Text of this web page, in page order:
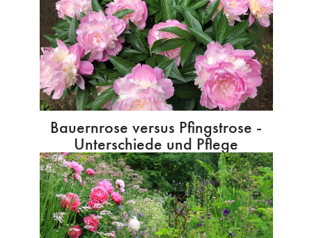
Bauernrose versus Pfingstrose -
Unterschiede und Pflege